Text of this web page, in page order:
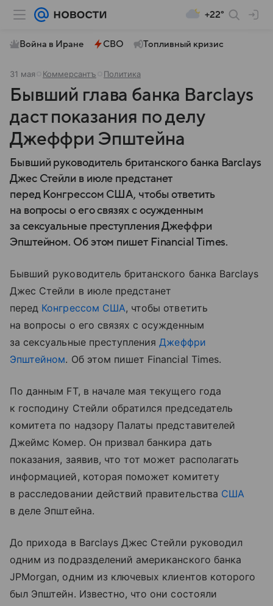
+22°
Война в Иране СВО Топливный кризис
31 мая Коммерсантъ Политика
Бывший глава банка Barclays
даст показания по делу
Джеффри Эпштейна
Бывший руководитель британского банка Barclays
Джес Стейли в июле предстанет
перед Конгрессом США, чтобы ответить
на вопросы о его связях с осужденным
за сексуальные преступления Джеффри
Эпштейном. Об этом пишет Financial Times.
Бывший руководитель британского банка Barclays
Джес Стейли в июле предстанет
перед Конгрессом США, чтобы ответить
на вопросы о его связях с осужденным
за сексуальные преступленияДжеффри
Эпштейном. Об этом пишет Financial Times.
По данным FT, в начале мая текущего года
к господину Стейли обратился председатель
комитета по надзору Палаты представителей
Джеймс Комер. Он призвал банкира дать
показания, заявив, что тот может располагать
информацией, которая поможет комитету
в расследовании действий правительства США
в деле Эпштейна.
До прихода в Barclays Джес Стейли руководил
одним из подразделений американского банка
JPMorgan, одним из ключевых клиентов которого
был Эпштейн. Известно, что они состояли